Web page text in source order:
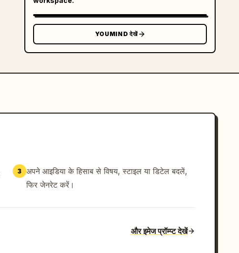
YOUMIND देखें
3 अपने आइडिया के हिसाब से विषय, स्टाइल या डिटेल बदलें,
फिर जेनरेट करें।
और इमेज प्रॉम्प्ट देखें